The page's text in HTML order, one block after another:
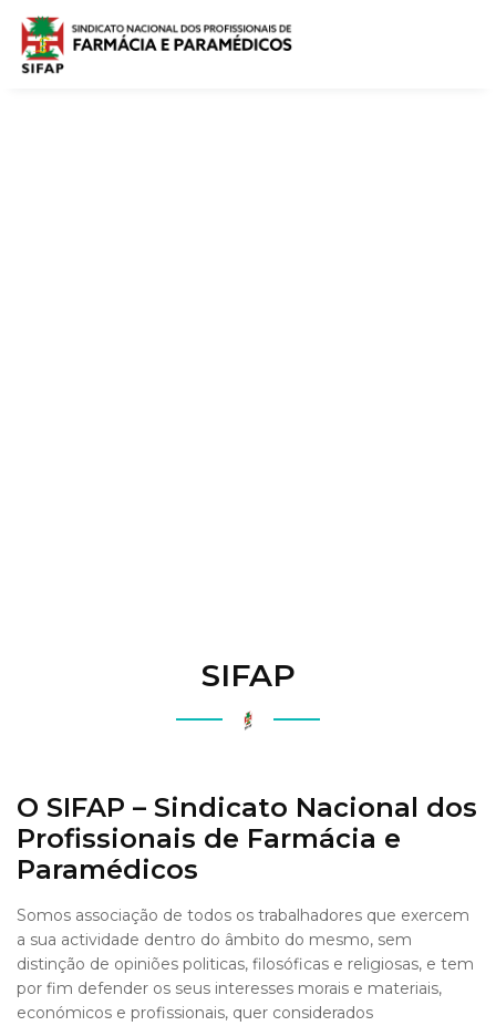
SIFAP
O SIFAP – Sindicato Nacional dos
Profissionais de Farmácia e
Paramédicos
Somos associação de todos os trabalhadores que exercem
a sua actividade dentro do âmbito do mesmo, sem
distinção de opiniões politicas, filosóficas e religiosas, e tem
por fim defender os seus interesses morais e materiais,
económicos e profissionais, quer considerados